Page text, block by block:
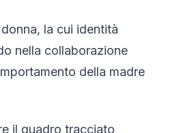
la cui identità
nella collaborazione
della madre
il quadro tracciato